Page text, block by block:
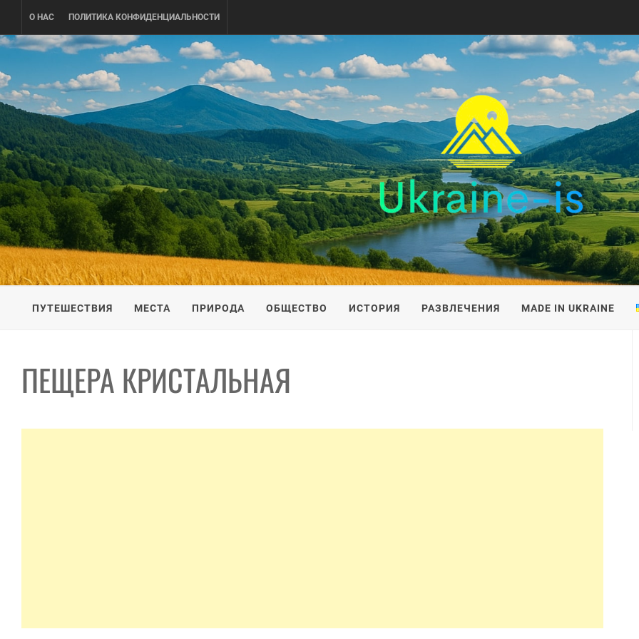
content
О НАС ПОЛИТИКА КОНФИДЕНЦИАЛЬНОСТИ
UKRAINE-IS
ПУТЕШЕСТВИЕ ПО УКРАИНЕ
ПУТЕШЕСТВИЯ МЕСТА ПРИРОДА ОБЩЕСТВО ИСТОРИЯ РАЗВЛЕЧЕНИЯ MADE IN UKRAINE
ПЕЩЕРА КРИСТАЛЬНАЯ